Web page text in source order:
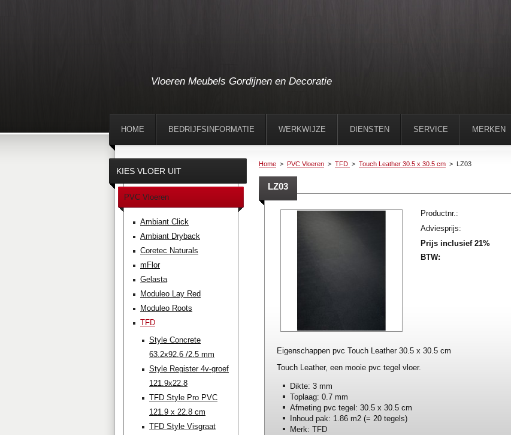
Vloeren Meubels Gordijnen en Decoratie
Home > PVC Vloeren > TFD > Touch Leather 30.5 x 30.5 cm > LZ03
LZ03
Productnr.:
Adviesprijs:
Prijs inclusief 21%
BTW:
Eigenschappen pvc Touch Leather 30.5 x 30.5 cm
Touch Leather, een mooie pvc tegel vloer.
Dikte: 3 mm
Toplaag: 0.7 mm
Afmeting pvc tegel: 30.5 x 30.5 cm
Inhoud pak: 1.86 m2 (= 20 tegels)
Merk: TFD
KIES VLOER UIT
PVC Vloeren
Ambiant Click
Ambiant Dryback
Coretec Naturals
mFlor
Gelasta
Moduleo Lay Red
Moduleo Roots
TFD
Style Concrete
63.2x92.6 /2.5 mm
Style Register 4v-groef
121.9x22.8
TFD Style Pro PVC
121.9 x 22.8 cm
TFD Style Visgraat
HOME BEDRIJFSINFORMATIE WERKWIJZE DIENSTEN SERVICE MERKEN